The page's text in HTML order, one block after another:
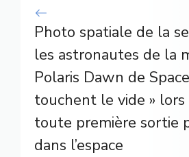
Photo spatiale de la
les astronautes de la
Polaris Dawn de
touchent le vide » lors
toute première sortie
dans l’espace